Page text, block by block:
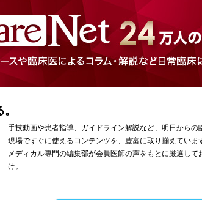
手技動画や患者指導、ガイドライン解説など、明日からの
現場ですぐに使えるコンテンツを、豊富に取り揃えていま
メディカル専門の編集部が会員医師の声をもとに厳選して
け。